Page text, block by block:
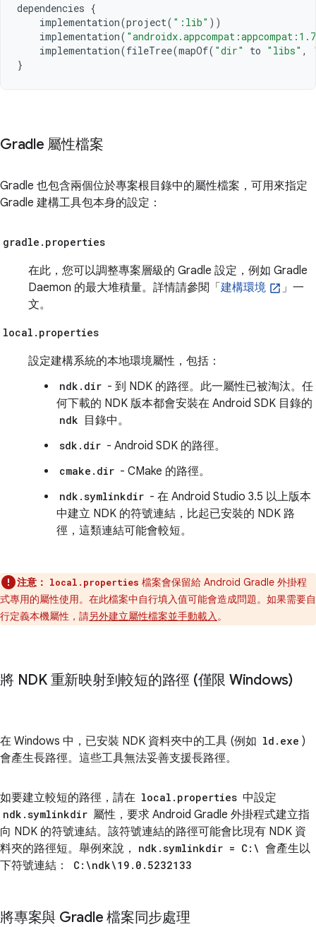
dependencies {
implementation(project( ":lib" ))
implementation(
implementation(fileTree(mapOf( "dir" to "libs" ,
}
Gradle 屬性檔案
Gradle 也包含兩個位於專案根目錄中的屬性檔案，可用來指定
Gradle 建構工具包本身的設定：
gradle.properties
在此，您可以調整專案層級的 Gradle 設定，例如 Gradle
Daemon 的最大堆積量。詳情請參閱「建構環境
」一
文。
local.properties
設定建構系統的本地環境屬性，包括：
ndk.dir - 到 NDK 的路徑。此一屬性已被淘汰。任
何下載的 NDK 版本都會安裝在 Android SDK 目錄的
ndk 目錄中。
sdk.dir - Android SDK 的路徑。
cmake.dir - CMake 的路徑。
ndk.symlinkdir - 在 Android Studio 3.5 以上版本
中建立 NDK 的符號連結，比起已安裝的 NDK 路
徑，這類連結可能會較短。
注意： local.properties 檔案會保留給 Android Gradle 外掛程
式專用的屬性使用。在此檔案中自行填入值可能會造成問題。如果需要自
行定義本機屬性，請另外建立屬性檔案並手動載入。
將 NDK 重新映射到較短的路徑 (僅限 Windows)
在 Windows 中，已安裝 NDK 資料夾中的工具 (例如 ld.exe )
會產生長路徑。這些工具無法妥善支援長路徑。
如要建立較短的路徑，請在 local.properties 中設定
ndk.symlinkdir 屬性，要求 Android Gradle 外掛程式建立指
向 NDK 的符號連結。該符號連結的路徑可能會比現有 NDK 資
料夾的路徑短。舉例來說，
ndk.symlinkdir = C:\ 會產生以
下符號連結：
C:\ndk\19.0.5232133
將專案與 Gradle 檔案同步處理